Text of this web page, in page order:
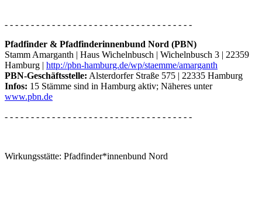
- - - - - - - - - - - - - - - - - - - - - - - - - - - - - - - - - - - -
Pfadfinder & Pfadfinderinnenbund Nord (PBN)
Stamm Amarganth | Haus Wichelnbusch | Wichelnbusch 3 | 22359
Hamburg | http://pbn-hamburg.de/wp/staemme/amarganth
PBN-Geschäftsstelle: Alsterdorfer Straße 575 | 22335 Hamburg
Infos: 15 Stämme sind in Hamburg aktiv; Näheres unter
www.pbn.de
- - - - - - - - - - - - - - - - - - - - - - - - - - - - - - - - - - - -
Wirkungsstätte: Pfadfinder*innenbund Nord